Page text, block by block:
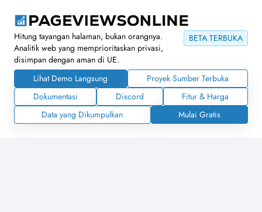
BETA TERBUKA
Hitung tayangan halaman, bukan orangnya.
Analitik web yang memprioritaskan privasi,
disimpan dengan aman di UE.
Lihat Demo Langsung
Proyek Sumber Terbuka
Dokumentasi
Discord
Fitur & Harga
Data yang Dikumpulkan
Mulai Gratis